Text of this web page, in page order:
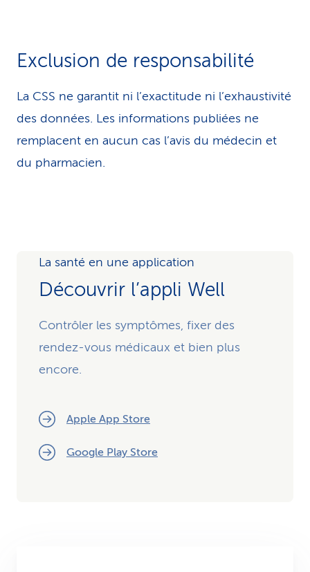
Exclusion de responsabilité
La CSS ne garantit ni l’exactitude ni l’exhaustivité
des données. Les infor­ma­tions publiées ne
remplacent en aucun cas l’avis du médecin et
du pharmacien.
La santé en une application
Découvrir l’appli Well
Contrôler les symptômes, fixer des
rendez-vous médicaux et bien plus
encore.
Apple App Store
Google Play Store